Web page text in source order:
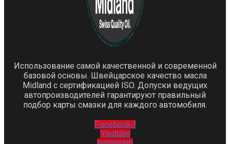
Использование самой качественной и современной
базовой основы. Швейцарское качество масла
Midland с сертификацией ISO. Допуски ведущих
автопроизводителей гарантируют правильный
подбор карты смазки для каждого автомобиля.
Facebook-f
Youtube